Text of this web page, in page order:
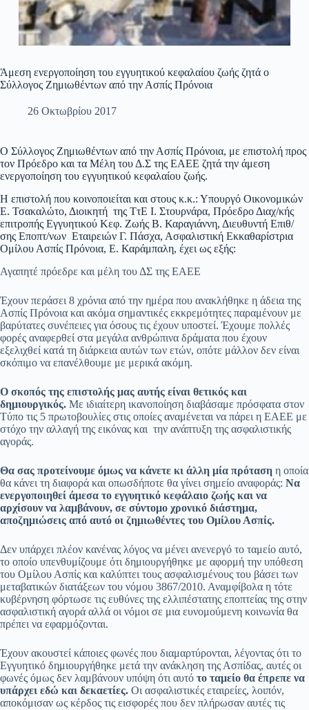
Άμεση ενεργοποίηση του εγγυητικού κεφαλαίου ζωής ζητά ο
Σύλλογος Ζημιωθέντων από την Ασπίς Πρόνοια
26 Οκτωβρίου 2017
Ο Σύλλογος Ζημιωθέντων από την Ασπίς Πρόνοια, με επιστολή προς
τον Πρόεδρο και τα Μέλη του Δ.Σ της ΕΑΕΕ ζητά την άμεση
ενεργοποίηση του εγγυητικού κεφαλαίου ζωής.
Η επιστολή που κοινοποιείται και στους κ.κ.: Υπουργό Οικονομικών
Ε. Τσακαλώτο, Διοικητή της ΤτΕ Ι. Στουρνάρα, Πρόεδρο Διαχ/κής
επιτροπής Εγγυητικού Κεφ. Ζωής Β. Καραγιάννη, Διευθυντή Επιθ/
σης Εποπτ/νων Εταιρειών Γ. Πάσχα, Ασφαλιστική Εκκαθαρίστρια
Ομίλου Ασπίς Πρόνοια, Ε. Καράμπαλη, έχει ως εξής:
Αγαπητέ πρόεδρε και μέλη του ΔΣ της ΕΑΕΕ
Έχουν περάσει 8 χρόνια από την ημέρα που ανακλήθηκε η άδεια της
Ασπίς Πρόνοια και ακόμα σημαντικές εκκρεμότητες παραμένουν με
βαρύτατες συνέπειες για όσους τις έχουν υποστεί. Έχουμε πολλές
φορές αναφερθεί στα μεγάλα ανθρώπινα δράματα που έχουν
εξελιχθεί κατά τη διάρκεια αυτών των ετών, οπότε μάλλον δεν είναι
σκόπιμο να επανέλθουμε με μερικά ακόμη.
Ο σκοπός της επιστολής μας αυτής είναι θετικός και
δημιουργικός. Με ιδιαίτερη ικανοποίηση διαβάσαμε πρόσφατα στον
Tύπο τις 5 πρωτοβουλίες στις οποίες αναμένεται να πάρει η ΕΑΕΕ με
στόχο την αλλαγή της εικόνας και την ανάπτυξη της ασφαλιστικής
αγοράς.
Θα σας προτείνουμε όμως να κάνετε κι άλλη μία πρόταση η οποία
θα κάνει τη διαφορά και οπωσδήποτε θα γίνει σημείο αναφοράς: Να
ενεργοποιηθεί άμεσα το εγγυητικό κεφάλαιο ζωής και να
αρχίσουν να λαμβάνουν, σε σύντομο χρονικό διάστημα,
αποζημιώσεις από αυτό οι ζημιωθέντες του Ομίλου Ασπίς.
Δεν υπάρχει πλέον κανένας λόγος να μένει ανενεργό το ταμείο αυτό,
το οποίο υπενθυμίζουμε ότι δημιουργήθηκε με αφορμή την υπόθεση
του Ομίλου Ασπίς και καλύπτει τους ασφαλισμένους του βάσει των
μεταβατικών διατάξεων του νόμου 3867/2010. Αναμφίβολα η τότε
κυβέρνηση φόρτωσε τις ευθύνες της ελλιπέστατης εποπτείας της στην
ασφαλιστική αγορά αλλά οι νόμοι σε μια ευνομούμενη κοινωνία θα
πρέπει να εφαρμόζονται.
Έχουν ακουστεί κάποιες φωνές που διαμαρτύρονται, λέγοντας ότι το
Eγγυητικό δημιουργήθηκε μετά την ανάκληση της Ασπίδας, αυτές οι
φωνές όμως δεν λαμβάνουν υπόψη ότι αυτό το ταμείο θα έπρεπε να
υπάρχει εδώ και δεκαετίες. Οι ασφαλιστικές εταιρείες, λοιπόν,
αποκόμισαν ως κέρδος τις εισφορές που δεν πλήρωσαν αυτές τις